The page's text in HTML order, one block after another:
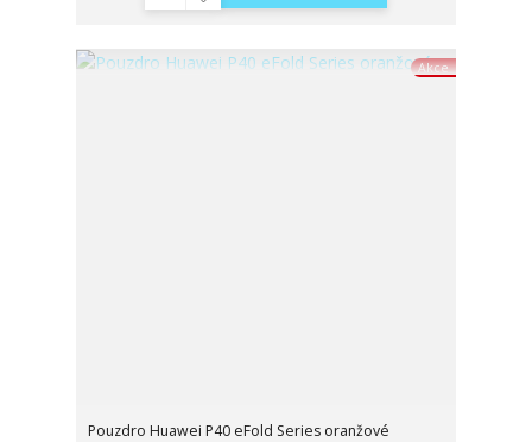
Akce
Pouzdro Huawei P40 eFold Series oranžové